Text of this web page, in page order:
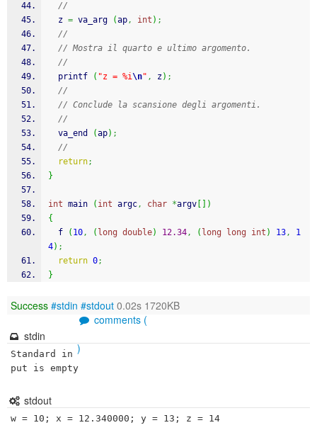
//
  z
= va_arg (ap, int ) ;
//
// Mostra il quarto e ultimo argomento.
//
printf
( "z = %i\n" , z) ;
//
// Conclude la scansione degli argomenti.
//
va_end
(ap) ;
//
return;
}
int main ( int argc, char *argv
)
{
  f
( 10, ( long double) 12.34, ( long long int ) 13,
1
4) ;
return 0;
}
Success #stdin #stdout 0.02s 1720KB
comments (
)
stdin
Standard in
put is empty
stdout